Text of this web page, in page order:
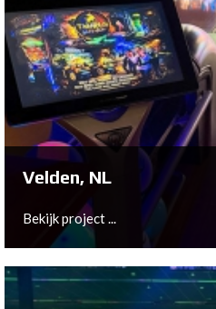
Remscheid, DE
Bekijk project ...
Velden, NL
Bekijk project ...